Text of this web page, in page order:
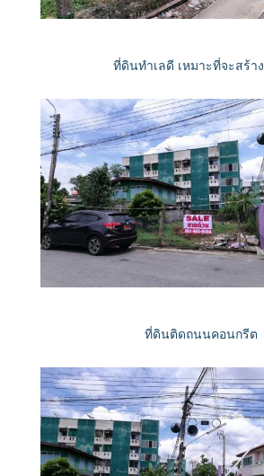
ที่ดินทำเลดี เหมาะที่จะสร้า
ที่ดินติดถนนคอนกรีต